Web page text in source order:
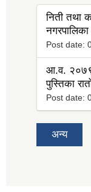
निती तथा
नगरपालिका
Post date:
आ.व.
पुस्तिका
Post date:
अन्य